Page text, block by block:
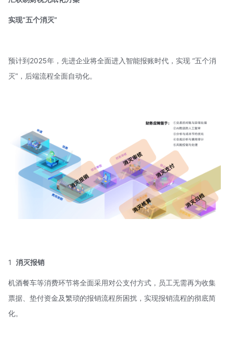
实现“五个消灭”
预计到2025年，先进企业将全面进入智能报账时代，实现 “五个消
灭”，后端流程全面自动化。
1 消灭报销
机酒餐车等消费环节将全面采用对公支付方式，员工无需再为收集
票据、垫付资金及繁琐的报销流程所困扰，实现报销流程的彻底简
化。